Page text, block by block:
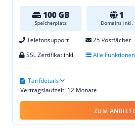
100 GB
Speicherplatz
1
Domains inkl.
Telefonsupport 25 Postfächer
SSL Zertifikat inkl.
Alle Funktionen
Vertragslaufzeit: 12 Monate
Tarifdetails
ZUM